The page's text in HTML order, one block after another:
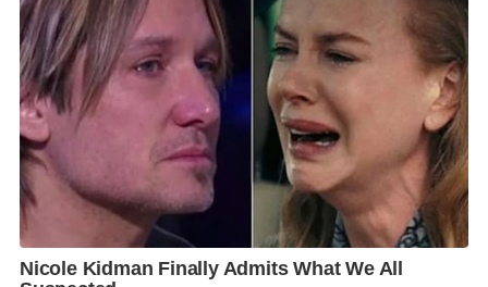
1. Transit Visa 2. Tourist Visa ประเภท ผ.30 (56
ประเทศ) และ 3. บุคคลเดินทางเพื่อการประชุมหรือ
แข่งขันกีฬาระหว่างประเทศซึ่งรัฐบาลไทยเป็นเจ้าภาพ
หรือได้รับความเห็นชอบจากส่วนราชการ รวมทั้งได้
อนุญาตให้บริษัทเอกชนนำบุคคลต่างชาติเข้ามาในราช
อาณาจักรโดยเข้ารับการกักกันใน OQ และสามารถปฏิบัติ
งานได้ทันที
โดยให้ปฏิบัติตามเงื่อนไขที่กำหนด สำหรับการจัดการ